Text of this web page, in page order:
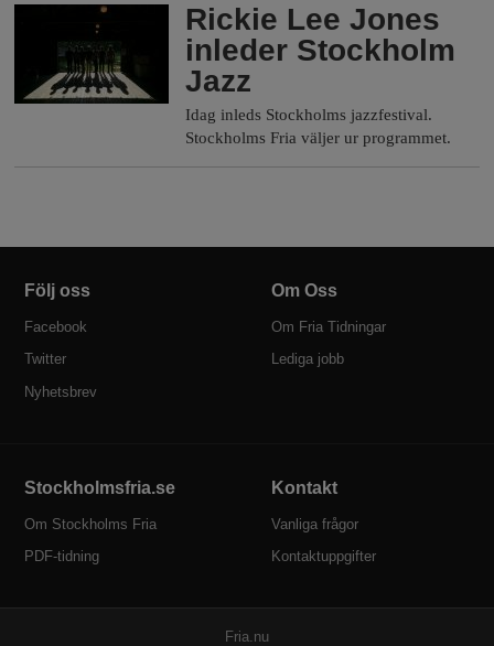
Rickie Lee Jones
inleder Stockholm
Jazz
Idag inleds Stockholms jazzfestival.
Stockholms Fria väljer ur programmet.
Följ oss
Facebook
Twitter
Nyhetsbrev
Om Oss
Om Fria Tidningar
Lediga jobb
Stockholmsfria.se
Om Stockholms Fria
PDF-tidning
Kontakt
Vanliga frågor
Kontaktuppgifter
Fria.nu